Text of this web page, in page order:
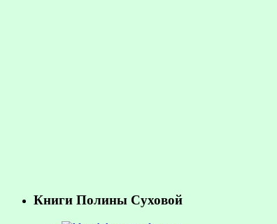
Книги Полины Суховой